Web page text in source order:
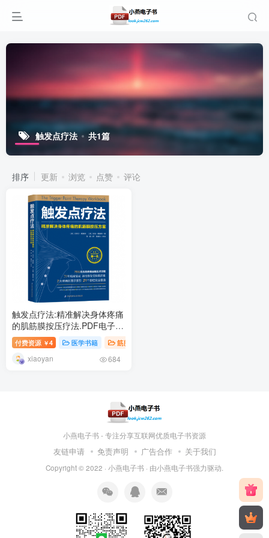
触发点疗法 共1篇
排序 更新 浏览 点赞 评论
触发点疗法:精准解决身体疼痛
的肌筋膜按压疗法.PDF电子书
下载
付费资源 ￥4 医学书籍 筋膜系列
xiaoyan 684
小燕电子书 - 专注分享互联网优质电子书资源
友链申请 免责声明 广告合作 关于我们
Copyright © 2022 · 小燕电子书 · 由小燕电子书强力驱动.